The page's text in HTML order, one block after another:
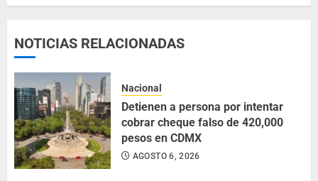
NOTICIAS RELACIONADAS
Nacional
Detienen a persona por intentar
cobrar cheque falso de 420,000
pesos en CDMX
AGOSTO 6, 2026